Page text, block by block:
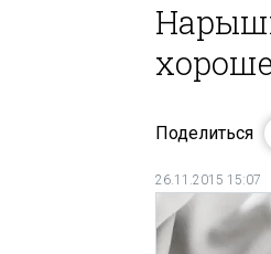
Поделиться
26.11.2015 15:07